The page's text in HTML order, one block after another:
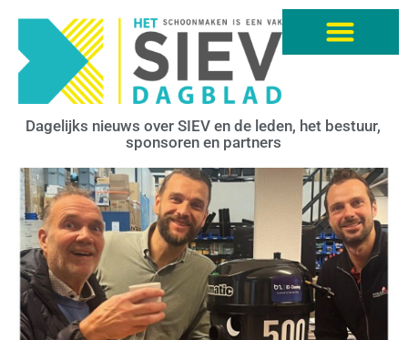
Dagelijks nieuws over SIEV en de leden, het bestuur,
sponsoren en partners